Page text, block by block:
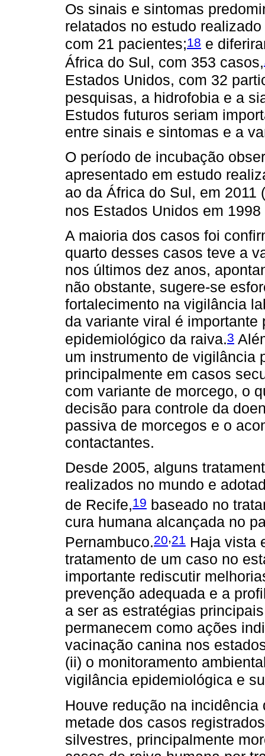
Os sinais e sintomas
relatados no estudo
com 21 pacientes;18 e
África do Sul, com 353 casos,
Estados Unidos, com 32
pesquisas, a hidrofobia e a
Estudos futuros seriam
entre sinais e sintomas e a
O período de incubação
apresentado em estudo
ao da África do Sul, em 2011
nos Estados Unidos em
A maioria dos casos foi
quarto desses casos teve a
nos últimos dez anos,
não obstante, sugere-se
fortalecimento na vigilância
da variante viral é
epidemiológico da raiva.3
um instrumento de vigilância
principalmente em casos
com variante de morcego, o
decisão para controle da
passiva de morcegos e o
contactantes.
Desde 2005, alguns
realizados no mundo e
de Recife,19 baseado no
cura humana alcançada no
Pernambuco.20,21 Haja vista
tratamento de um caso no
importante rediscutir
prevenção adequada e a
a ser as estratégias
permanecem como ações
vacinação canina nos
(ii) o monitoramento
vigilância epidemiológica e
Houve redução na
metade dos casos
silvestres, principalmente